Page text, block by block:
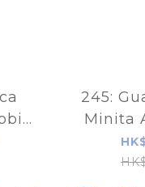
氧
245:
Minita